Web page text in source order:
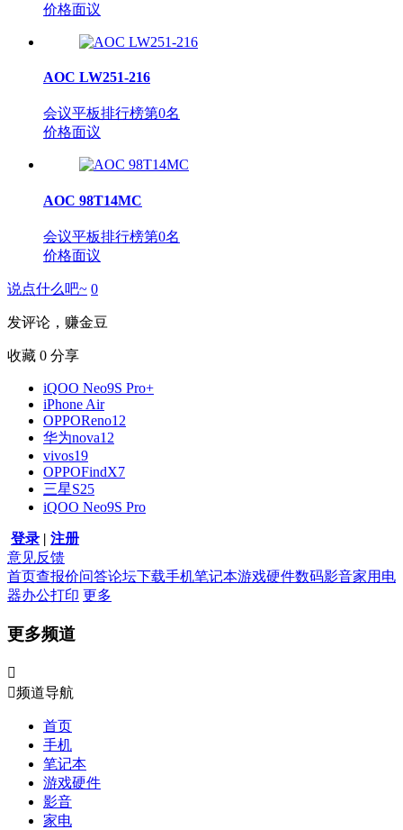
价格面议
AOC LW251-216
会议平板排行榜第0名
价格面议
AOC 98T14MC
会议平板排行榜第0名
价格面议
说点什么吧~ 0
发评论，赚金豆
收藏 0 分享
iQOO Neo9S Pro+
iPhone Air
OPPOReno12
华为nova12
vivos19
OPPOFindX7
三星S25
iQOO Neo9S Pro
登录 | 注册
意见反馈
首页查报价问答论坛下载手机笔记本游戏硬件数码影音家用电
器办公打印 更多
更多频道

频道导航
首页
手机
笔记本
游戏硬件
影音
家电